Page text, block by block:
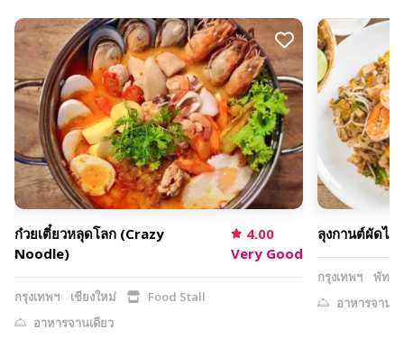
ก๋วยเตี๋ยวหลุดโลก (Crazy
Noodle)
4.00
Very Good
กรุงเทพฯ เชียงใหม่
Food Stall
อาหารจานเดียว
ลุงกานต์ผัดไท
กรุงเทพฯ
พัทยา
อาหารจานเ